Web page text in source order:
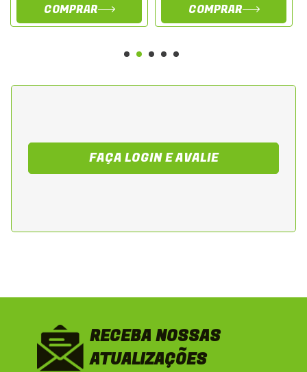
COMPRAR COMPRAR
FAÇA LOGIN E AVALIE
RECEBA NOSSAS
ATUALIZAÇÕES